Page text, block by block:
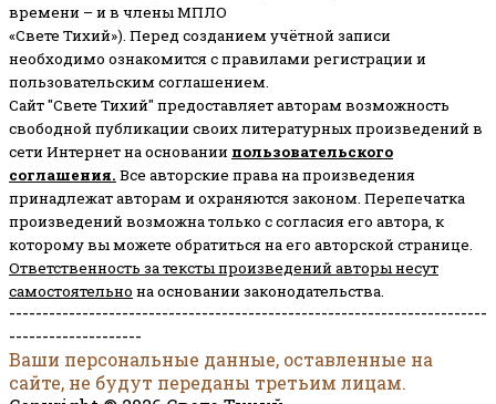
времени – и в члены МПЛО
«Свете Тихий»). Перед созданием учётной записи
необходимо ознакомится с правилами регистрации и
пользовательским соглашением.
Сайт "Свете Тихий" предоставляет авторам возможность
свободной публикации своих литературных произведений в
сети Интернет на основании пользовательского
соглашения. Все авторские права на произведения
принадлежат авторам и охраняются законом. Перепечатка
произведений возможна только с согласия его автора, к
которому вы можете обратиться на его авторской странице.
Ответственность за тексты произведений авторы несут
самостоятельно на основании законодательства.
------------------------------------------------------------------------
--------------------
Ваши персональные данные, оставленные на
сайте, не будут переданы третьим лицам.